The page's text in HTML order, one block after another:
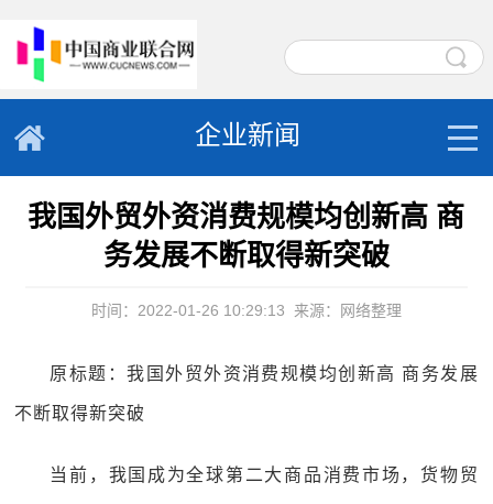
企业新闻
我国外贸外资消费规模均创新高 商
务发展不断取得新突破
时间：2022-01-26 10:29:13 来源：网络整理
原标题：我国外贸外资消费规模均创新高 商务发展
不断取得新突破
当前，我国成为全球第二大商品消费市场，货物贸